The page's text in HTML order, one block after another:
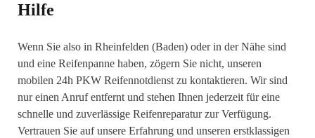
Hilfe
Wenn Sie also in Rheinfelden (Baden) oder in der Nähe sind
und eine Reifenpanne haben, zögern Sie nicht, unseren
mobilen 24h PKW Reifennotdienst zu kontaktieren. Wir sind
nur einen Anruf entfernt und stehen Ihnen jederzeit für eine
schnelle und zuverlässige Reifenreparatur zur Verfügung.
Vertrauen Sie auf unsere Erfahrung und unseren erstklassigen